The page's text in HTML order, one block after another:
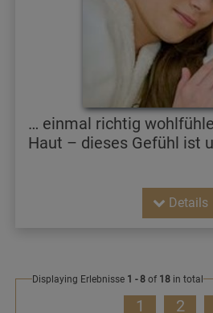
… einmal richtig
Haut – dieses Gefühl ist
Details
Displaying Erlebnisse 1 - 8 of 18 in total
1 2